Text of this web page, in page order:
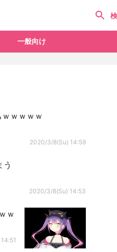
一般向け
ｗｗｗｗ
2020/3/8(Su) 14:59
う
2020/3/8(Su) 14:53
ｗ